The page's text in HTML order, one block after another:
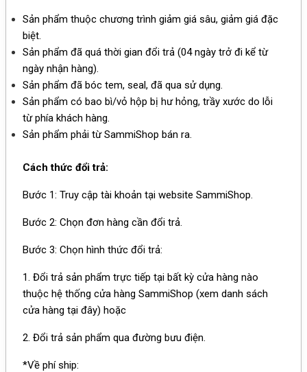
Sản phẩm thuộc chương trình giảm giá sâu, giảm giá đặc
biệt.
Sản phẩm đã quá thời gian đổi trả (04 ngày trở đi kể từ
ngày nhận hàng).
Sản phẩm đã bóc tem, seal, đã qua sử dụng.
Sản phẩm có bao bì/vỏ hộp bị hư hỏng, trầy xước do lỗi
từ phía khách hàng.
Sản phẩm phải từ SammiShop bán ra.
Cách thức đổi trả:
Bước 1: Truy cập tài khoản tại website SammiShop.
Bước 2: Chọn đơn hàng cần đổi trả.
Bước 3: Chọn hình thức đổi trả:
1. Đổi trả sản phẩm trực tiếp tại bất kỳ cửa hàng nào
thuộc hệ thống cửa hàng SammiShop (xem danh sách
cửa hàng tại đây) hoặc
2. Đổi trả sản phẩm qua đường bưu điện.
*Về phí ship: